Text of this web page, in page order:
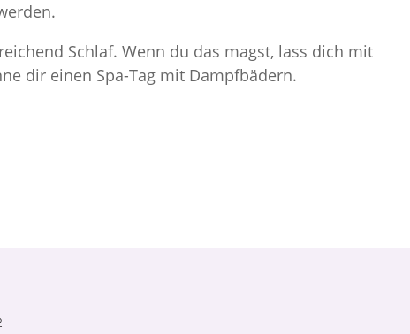
Schlaf. Wenn du das magst, lass dich mit
dir einen Spa-Tag mit Dampfbädern.